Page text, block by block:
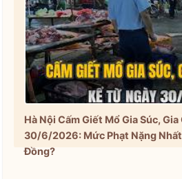
Hà Nội Cấm Giết Mổ Gia Súc,
30/6/2026: Mức Phạt Nặng
Đồng?